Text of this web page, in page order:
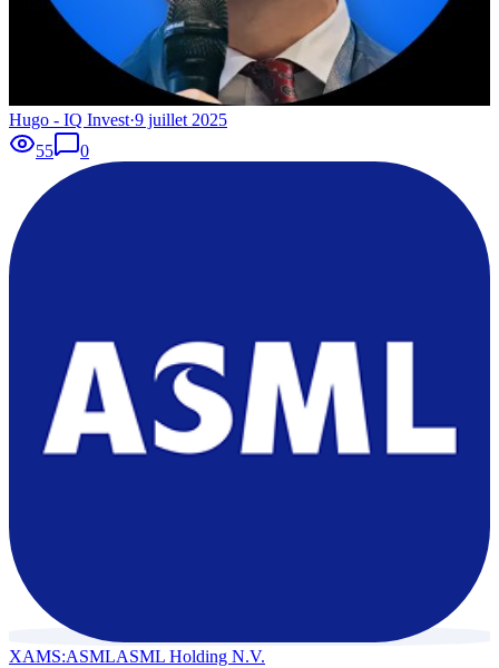
Hugo - IQ Invest·9 juillet 2025
55
0
XAMS:ASMLASML Holding N.V.